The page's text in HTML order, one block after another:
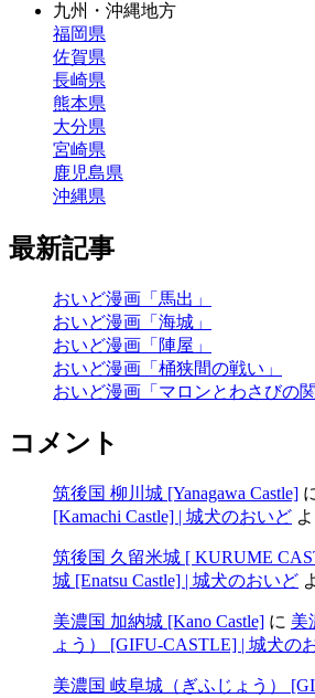
九州・沖縄地方
福岡県
佐賀県
長崎県
熊本県
大分県
宮崎県
鹿児島県
沖縄県
最新記事
おいど漫画「馬出」
おいど漫画「海城」
おいど漫画「陣屋」
おいど漫画「桶狭間の戦い」
おいど漫画「マロンとわさびの
コメント
筑後国 柳川城 [Yanagawa Castle]
[Kamachi Castle] | 城犬のおいど
筑後国 久留米城 [ KURUME
城 [Enatsu Castle] | 城犬のおいど
美濃国 加納城 [Kano Castle] に 美
ょう） [GIFU-CASTLE] | 城犬の
美濃国 岐阜城（ぎふじょう）